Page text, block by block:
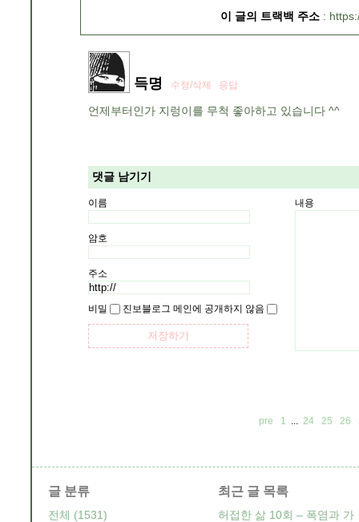
이 글의 트랙백 주소
득명 수정/삭제 응답
언제부터인가 지렁이를 무척 좋아하고 있습니다 ^^
댓글 남기기
이름
암호
주소
비밀 진보블로그 메인에 공개하지 않음
내용
pre 1 ... 24 25 26
글 분류
전체 (1531)
최근 글 목록
허접한 삶 10회 – 폭염과 가